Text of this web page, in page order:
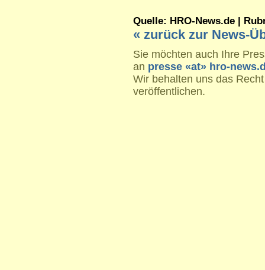
Quelle: HRO-News.de |
« zurück zur News-
Sie möchten auch Ihre
an presse «at» hro-
Wir behalten uns das
veröffentlichen.